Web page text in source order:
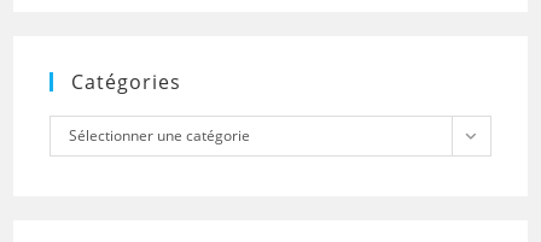
Catégories
Catégories
Sélectionner une catégorie